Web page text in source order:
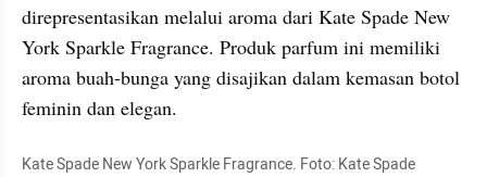
direpresentasikan melalui aroma dari Kate Spade New
York Sparkle Fragrance. Produk parfum ini memiliki
aroma buah-bunga yang disajikan dalam kemasan botol
feminin dan elegan.
Kate Spade New York Sparkle Fragrance. Foto: Kate Spade